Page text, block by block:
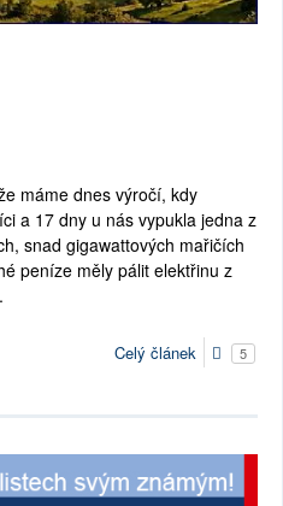
máme dnes výročí, kdy
a 17 dny u nás vypukla jedna z
snad gigawattových mařičích
peníze měly pálit elektřinu z
Celý článek 5